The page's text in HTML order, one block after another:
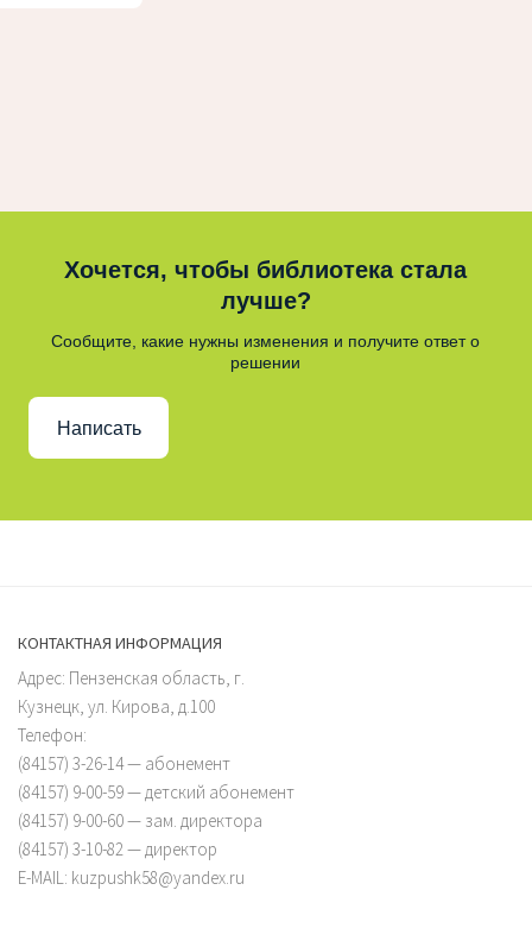
Хочется, чтобы библиотека стала
лучше?
Сообщите, какие нужны изменения и получите ответ о
решении
Написать
КОНТАКТНАЯ ИНФОРМАЦИЯ
Адрес: Пензенская область, г.
Кузнецк, ул. Кирова, д.100
Телефон:
(84157) 3-26-14 — абонемент
(84157) 9-00-59 — детский абонемент
(84157) 9-00-60 — зам. директора
(84157) 3-10-82 — директор
E-MAIL: kuzpushk58@yandex.ru